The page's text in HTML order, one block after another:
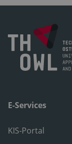
E-Services
KIS-Portal